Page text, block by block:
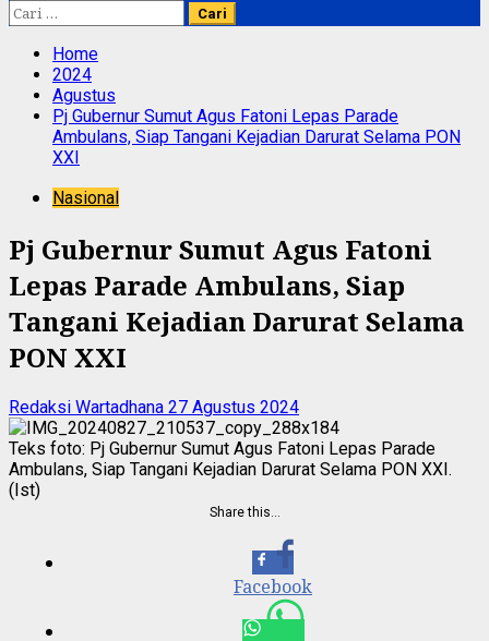
Cari
untuk:
Home
2024
Agustus
Pj Gubernur Sumut Agus Fatoni Lepas Parade
Ambulans, Siap Tangani Kejadian Darurat Selama PON
XXI
Nasional
Pj Gubernur Sumut Agus Fatoni
Lepas Parade Ambulans, Siap
Tangani Kejadian Darurat Selama
PON XXI
Redaksi Wartadhana 27 Agustus 2024
Teks foto: Pj Gubernur Sumut Agus Fatoni Lepas Parade
Ambulans, Siap Tangani Kejadian Darurat Selama PON XXI.
(Ist)
Share this…
Facebook